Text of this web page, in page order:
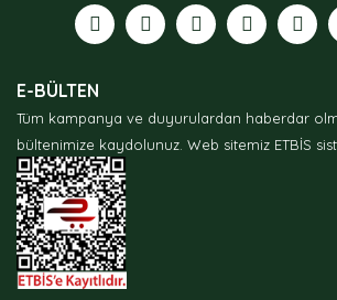
Görüş ve önerileriniz için teşekkür ederiz.
Ürün açıklamasında eksik bilgiler bulunuyor.
Ürün bilgilerinde hatalar bulunuyor.
Ürün fiyatı diğer sitelerden daha pahalı.
Bu ürüne benzer farklı alternatifler olmalı.
E-BÜLTEN
Tüm kampanya ve duyurulardan haberdar
bültenimize kaydolunuz. Web sitemiz ETBİS